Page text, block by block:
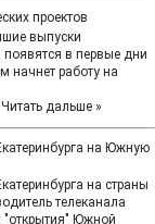
проектов
выпуски
в первые дни
начнет работу на
Читать дальше »
на Южную
на страны
телеканала
Южной